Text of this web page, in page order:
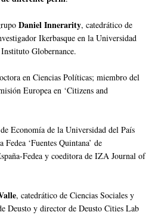
Daniel Innerarity, catedrático de
Ikerbasque en la Universidad
Globernance.
en Ciencias Políticas; miembro del
Europea en ‘Citizens and
Economía de la Universidad del País
‘Fuentes Quintana’ de
Fedea y coeditora de IZA Journal of
, catedrático de Ciencias Sociales y
Deusto y director de Deusto Cities Lab